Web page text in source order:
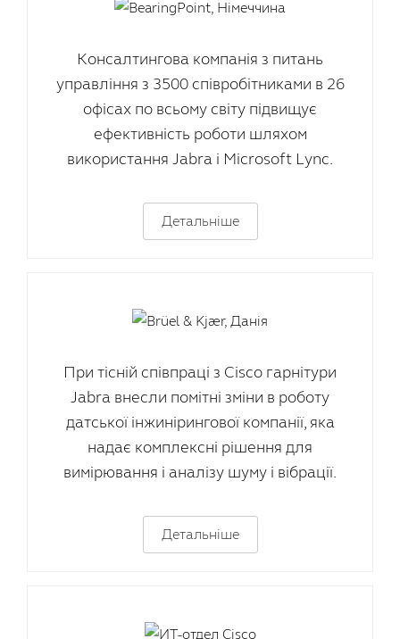
Консалтингова компанія з питань
управління з 3500 співробітниками в 26
офісах по всьому світу підвищує
ефективність роботи шляхом
використання Jabra і Microsoft Lync.
Детальніше
При тісній співпраці з Cisco гарнітури
Jabra внесли помітні зміни в роботу
датської інжинірингової компанії, яка
надає комплексні рішення для
вимірювання і аналізу шуму і вібрації.
Детальніше